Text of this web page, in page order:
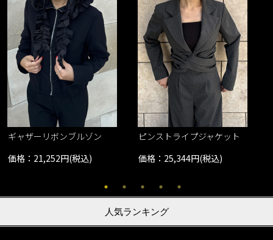
ギャザーリボンブルゾン
価格：21,252円(税込)
ピンストライプジャケット
価格：25,344円(税込)
人気ランキング